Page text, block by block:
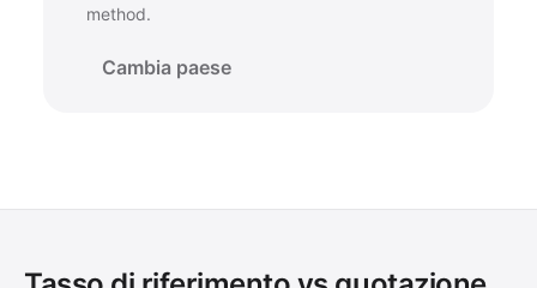
method.
Cambia paese